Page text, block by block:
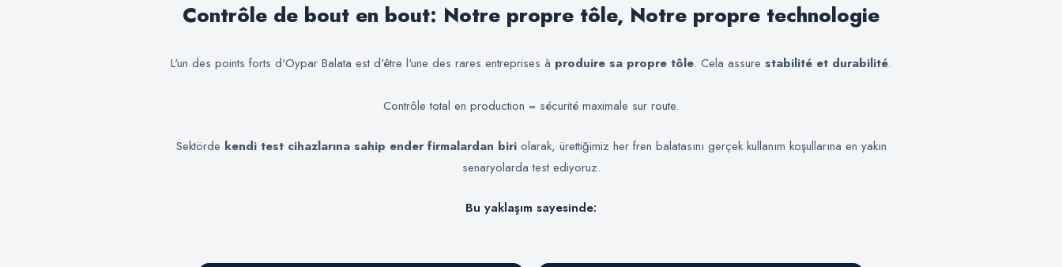
Contrôle de bout en bout: Notre propre tôle, Notre propre technologie
L'un des points forts d'Oypar Balata est d'être l'une des rares entreprises à produire sa propre tôle. Cela assure stabilité et durabilité.
Contrôle total en production = sécurité maximale sur route.
Sektörde kendi test cihazlarına sahip ender firmalardan biriolarak, ürettiğimiz her fren balatasını gerçek kullanım koşullarına en yakın
senaryolarda test ediyoruz.
Bu yaklaşım sayesinde: